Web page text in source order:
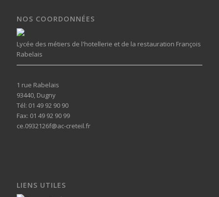
NOS COORDONNÉES
Lycée des métiers de l'hotellerie et de la restauration François
Rabelais
1 rue Rabelais
93440, Dugny
Tél: 01 49 92 90 90
Fax: 01 49 92 90 99
ce.0932126f@ac-creteil.fr
LIENS UTILES